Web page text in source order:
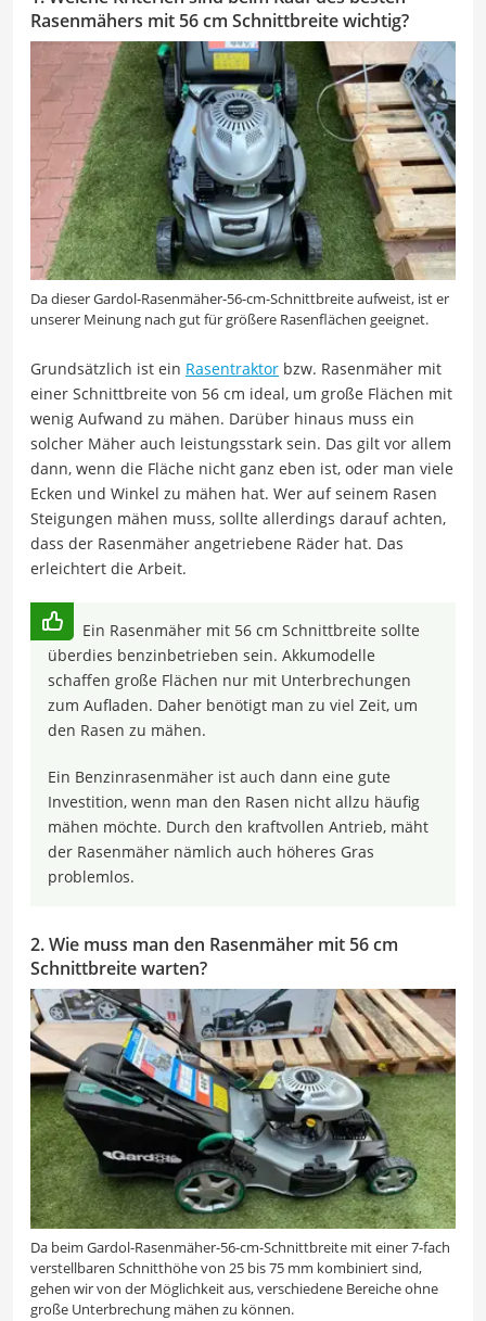
Rasenmähers mit 56 cm Schnittbreite wichtig?
Da dieser Gardol-Rasenmäher-56-cm-Schnittbreite aufweist, ist er
unserer Meinung nach gut für größere Rasenflächen geeignet.
Grundsätzlich ist ein Rasentraktor bzw. Rasenmäher mit
einer Schnittbreite von 56 cm ideal, um große Flächen mit
wenig Aufwand zu mähen. Darüber hinaus muss ein
solcher Mäher auch leistungsstark sein. Das gilt vor allem
dann, wenn die Fläche nicht ganz eben ist, oder man viele
Ecken und Winkel zu mähen hat. Wer auf seinem Rasen
Steigungen mähen muss, sollte allerdings darauf achten,
dass der Rasenmäher angetriebene Räder hat. Das
erleichtert die Arbeit.
Ein Rasenmäher mit 56 cm Schnittbreite sollte
überdies benzinbetrieben sein. Akkumodelle
schaffen große Flächen nur mit Unterbrechungen
zum Aufladen. Daher benötigt man zu viel Zeit, um
den Rasen zu mähen.
Ein Benzinrasenmäher ist auch dann eine gute
Investition, wenn man den Rasen nicht allzu häufig
mähen möchte. Durch den kraftvollen Antrieb, mäht
der Rasenmäher nämlich auch höheres Gras
problemlos.
2. Wie muss man den Rasenmäher mit 56 cm
Schnittbreite warten?
Da beim Gardol-Rasenmäher-56-cm-Schnittbreite mit einer 7-fach
verstellbaren Schnitthöhe von 25 bis 75 mm kombiniert sind,
gehen wir von der Möglichkeit aus, verschiedene Bereiche ohne
große Unterbrechung mähen zu können.